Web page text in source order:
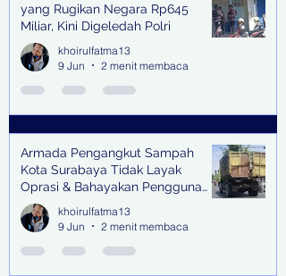
yang Rugikan Negara Rp645
Miliar, Kini Digeledah Polri
khoirulfatma13
9 Jun
2 menit membaca
Armada Pengangkut Sampah
Kota Surabaya Tidak Layak
Oprasi & Bahayakan Pengguna
Jalan
khoirulfatma13
9 Jun
2 menit membaca